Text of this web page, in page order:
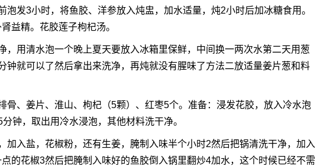
泡发3小时，将鱼胶、洋参放入炖盅，加水适量，炖2小时后加冰糖食用。
益精。花胶莲子枸杞汤。
，用清水泡一个晚上夏天要放入冰箱里保鲜，中间换一两次水第二天用葱
钟就可以了然后拿出来洗净，再炖就没有腥味了方法二放适量姜片葱和料
骨、姜片、淮山、枸杞（5颗）、红枣5个。准备：浸发花胶，放入冷水泡
钟，取出用冷水浸泡，其他材料洗干净。
加入盐，花椒粉，还有生姜，腌制入味半个小时2然后把锅清洗干净，加入
的花椒3然后把腌制入味好的鱼胶倒入锅里翻炒4加水，这个时候已经不需